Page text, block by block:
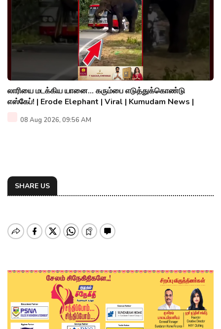
லாரியை மடக்கிய யானை... கரும்பை எடுத்துக்கொண்டு
எஸ்கேப்! | Erode Elephant | Viral | Kumudam News |
08 Aug 2026, 09:56 AM
SHARE US